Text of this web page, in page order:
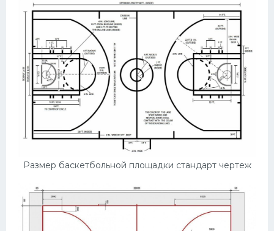
Размер баскетбольной площадки стандарт чертеж